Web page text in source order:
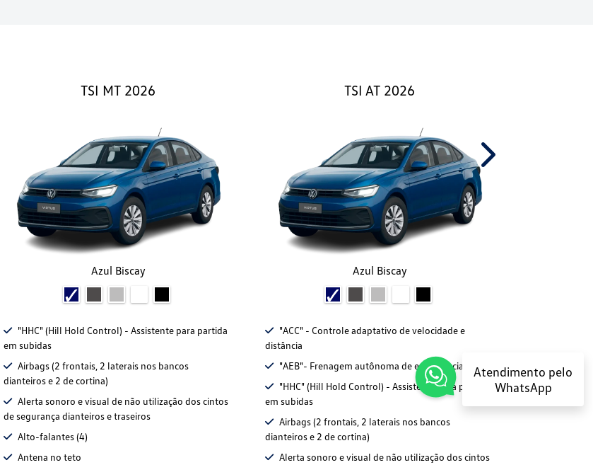
TSI MT 2026
Azul Biscay
"HHC" (Hill Hold Control) - Assistente para partida
em subidas
Airbags (2 frontais, 2 laterais nos bancos
dianteiros e 2 de cortina)
Alerta sonoro e visual de não utilização dos cintos
de segurança dianteiros e traseiros
Alto-falantes (4)
Antena no teto
TSI AT 2026
Azul Biscay
"ACC" - Controle adaptativo de velocidade e
distância
"AEB"- Frenagem autônoma de emergência
"HHC" (Hill Hold Control) - Assistente para partida
em subidas
Airbags (2 frontais, 2 laterais nos bancos
dianteiros e 2 de cortina)
Alerta sonoro e visual de não utilização dos cintos
"AEB"-
"HHC" (Hill
Next
Atendimento pelo
WhatsApp